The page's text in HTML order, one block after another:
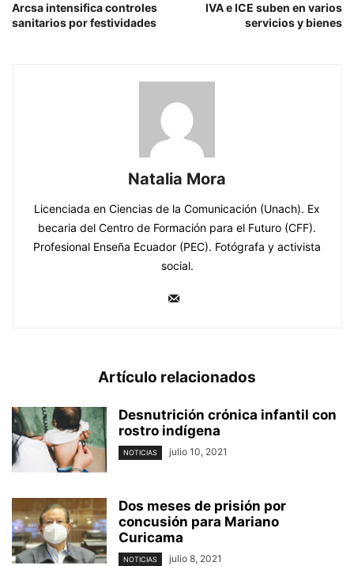
Arcsa intensifica controles
sanitarios por festividades
IVA e ICE suben en varios
servicios y bienes
Natalia Mora
Licenciada en Ciencias de la Comunicación (Unach). Ex
becaria del Centro de Formación para el Futuro (CFF).
Profesional Enseña Ecuador (PEC). Fotógrafa y activista
social.
Artículo relacionados
Desnutrición crónica infantil con
rostro indígena
NOTICIAS julio 10, 2021
Dos meses de prisión por
concusión para Mariano
Curicama
NOTICIAS julio 8, 2021